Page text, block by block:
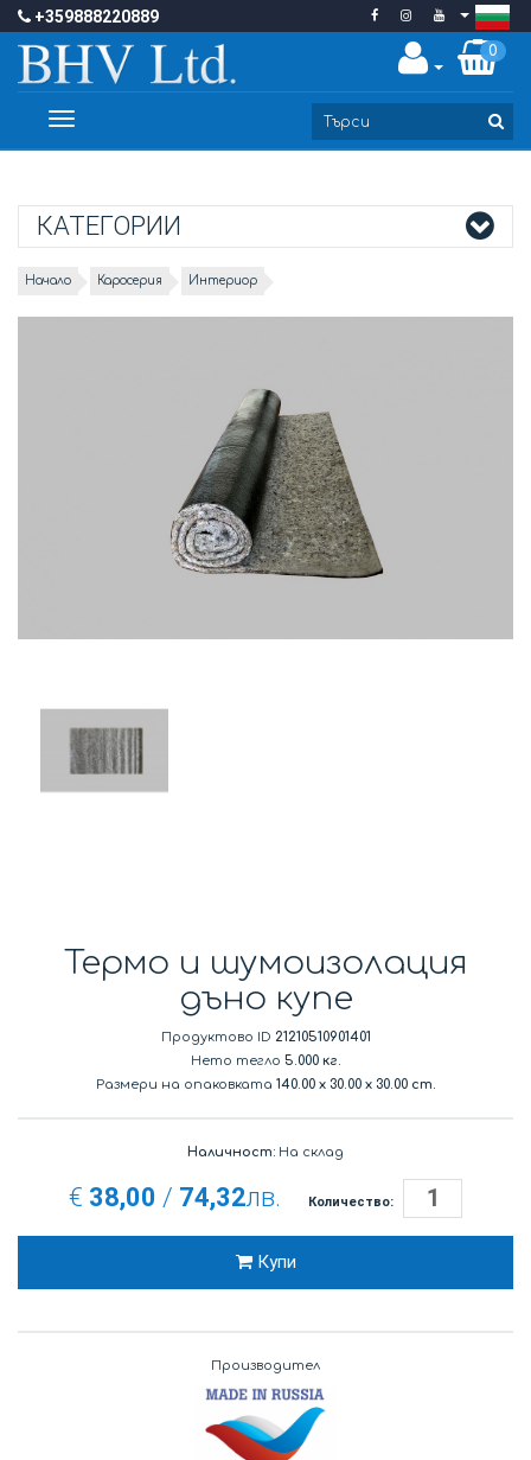
+359888220889
0
Toggle
КАТЕГОРИИ
Начало Каросерия Интериор
Термо и шумоизолация
дъно купе
Продуктово ID 21210510901401
Нето тегло 5.000 кг.
Размери на опаковката 140.00 x30.00 x30.00 cm.
Наличност: На склад
€ 38,00 / 74,32лв. Количество:
Купи
Производител